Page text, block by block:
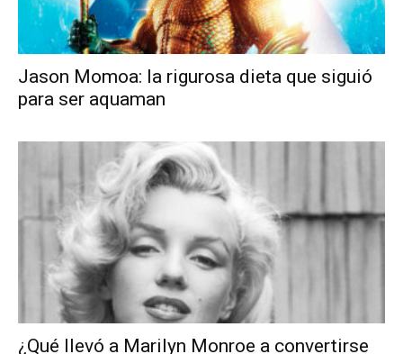
Jason Momoa: la rigurosa dieta que siguió
para ser aquaman
¿Qué llevó a Marilyn Monroe a convertirse